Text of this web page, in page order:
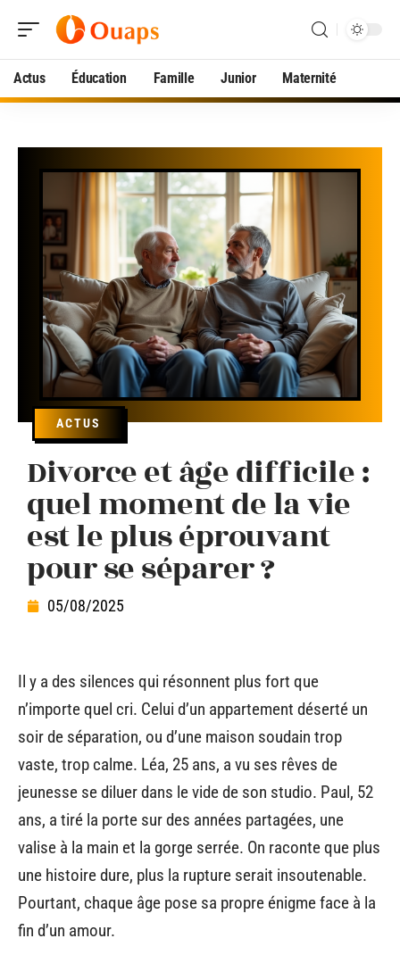
Actus Éducation Famille Junior Maternité
ACTUS
Divorce et âge difficile :
quel moment de la vie
est le plus éprouvant
pour se séparer ?
05/08/2025
Il y a des silences qui résonnent plus fort que
n’importe quel cri. Celui d’un appartement déserté un
soir de séparation, ou d’une maison soudain trop
vaste, trop calme. Léa, 25 ans, a vu ses rêves de
jeunesse se diluer dans le vide de son studio. Paul, 52
ans, a tiré la porte sur des années partagées, une
valise à la main et la gorge serrée. On raconte que plus
une histoire dure, plus la rupture serait insoutenable.
Pourtant, chaque âge pose sa propre énigme face à la
fin d’un amour.